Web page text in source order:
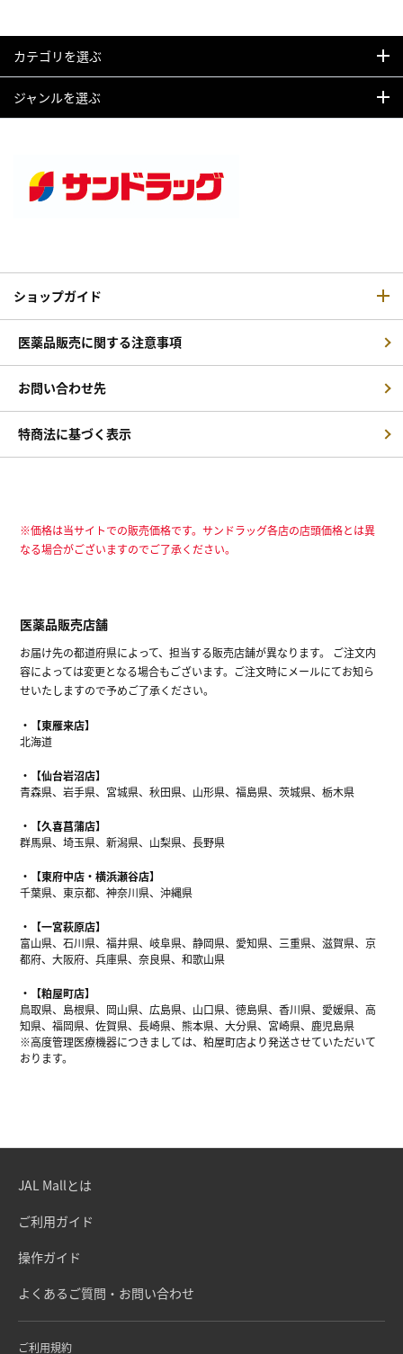
カテゴリを選ぶ
ジャンルを選ぶ
ショップガイド
医薬品販売に関する注意事項
お問い合わせ先
特商法に基づく表示
※価格は当サイトでの販売価格です。サンドラッグ各店の店頭価格とは異
なる場合がございますのでご了承ください。
医薬品販売店舗
お届け先の都道府県によって、担当する販売店舗が異なります。 ご注文内
容によっては変更となる場合もございます。ご注文時にメールにてお知ら
せいたしますので予めご了承ください。
【東雁来店】
北海道
【仙台岩沼店】
青森県、岩手県、宮城県、秋田県、山形県、福島県、茨城県、栃木県
【久喜菖蒲店】
群馬県、埼玉県、新潟県、山梨県、長野県
【東府中店・横浜瀬谷店】
千葉県、東京都、神奈川県、沖縄県
【一宮萩原店】
富山県、石川県、福井県、岐阜県、静岡県、愛知県、三重県、滋賀県、京
都府、大阪府、兵庫県、奈良県、和歌山県
【粕屋町店】
鳥取県、島根県、岡山県、広島県、山口県、徳島県、香川県、愛媛県、高
知県、福岡県、佐賀県、長崎県、熊本県、大分県、宮崎県、鹿児島県
※高度管理医療機器につきましては、粕屋町店より発送させていただいて
おります。
JAL Mallとは
ご利用ガイド
操作ガイド
よくあるご質問・お問い合わせ
ご利用規約